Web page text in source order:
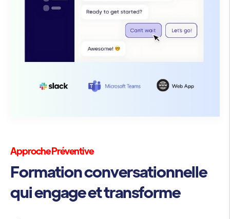
Approche Préventive
Formation conversationnelle
qui engage et transforme